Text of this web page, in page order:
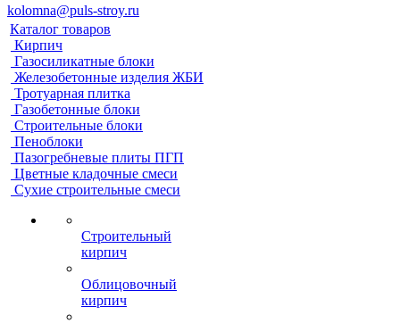
kolomna@puls-stroy.ru
Каталог товаров
Кирпич
Газосиликатные блоки
Железобетонные изделия ЖБИ
Тротуарная плитка
Газобетонные блоки
Строительные блоки
Пеноблоки
Пазогребневые плиты ПГП
Цветные кладочные смеси
Сухие строительные смеси
Строительный
кирпич
Облицовочный
кирпич